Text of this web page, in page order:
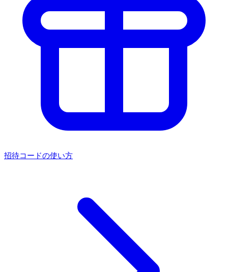
招待コードの使い方